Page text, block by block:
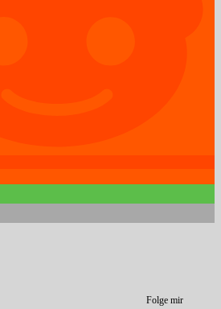
Folge mir